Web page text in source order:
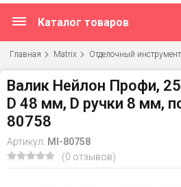
Каталог товаров
Главная Matrix Отделочный инструмент
Валик Нейлон Профи,
D 48 мм, D ручки 8 мм,
80758
Артикул: MI-80758
(0 отзывов)